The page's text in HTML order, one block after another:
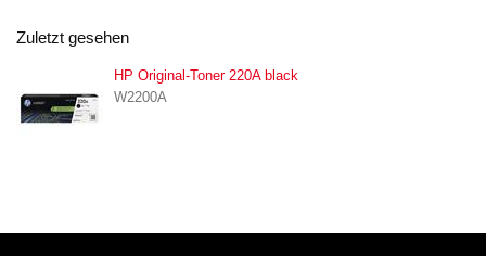
Zuletzt gesehen
HP Original-Toner 220A black
W2200A